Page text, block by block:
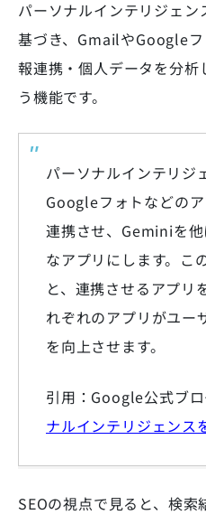
パーソナルインテリジェ
基づき、GmailやGoogle
報連携・個人データを分
う機能です。
パーソナルインテリジ
Googleフォトなどの
連携させ、Geminiを
なアプリにします。こ
と、連携させるアプリ
れぞれのアプリがユー
を向上させます。
引用：Google公式ブ
ナルインテリジェンス
SEOの視点で見ると、検